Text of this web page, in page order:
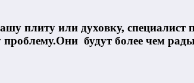
плиту или духовку, специалист
будут более чем